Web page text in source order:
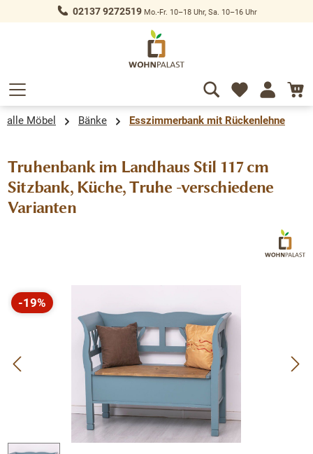
springen 02137 9272519Mo.-Fr. 10–18 Uhr, Sa. 10–16 Uhr
alle Möbel Bänke Esszimmerbank mit Rückenlehne
Truhenbank im Landhaus Stil 117 cm
Sitzbank, Küche, Truhe -verschiedene
Varianten
Bildergalerie überspringen
-19%
Rabatt